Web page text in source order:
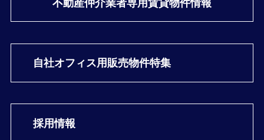
自社オフィス用販売物件特集
採用情報